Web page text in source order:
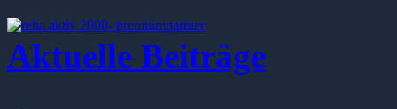
Aktuelle Beiträge